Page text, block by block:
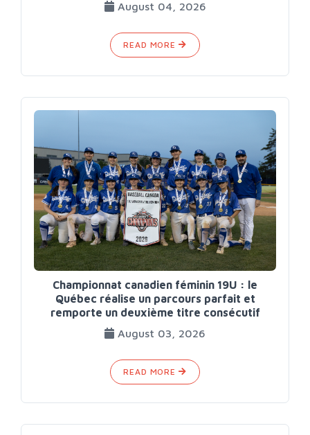
August 04, 2026
READ MORE
Championnat canadien féminin 19U : le
Québec réalise un parcours parfait et
remporte un deuxième titre consécutif
August 03, 2026
READ MORE